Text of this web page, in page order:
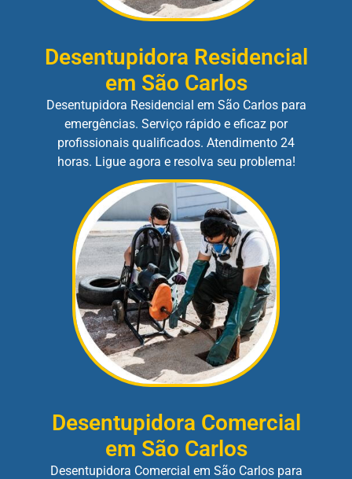
Desentupidora Residencial
em São Carlos
Desentupidora Residencial em São Carlos para
emergências. Serviço rápido e eficaz por
profissionais qualificados. Atendimento 24
horas. Ligue agora e resolva seu problema!
Desentupidora Comercial
em São Carlos
Desentupidora Comercial em São Carlos para